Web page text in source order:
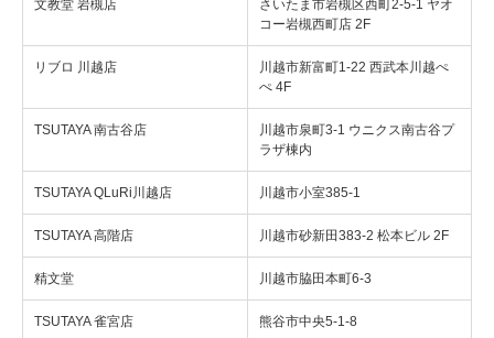
文教堂 岩槻店
さいたま市岩槻区西町2-5-1 ヤオ
コー岩槻西町店 2F
リブロ 川越店
川越市新富町1-22 西武本川越ぺ
ぺ 4F
TSUTAYA 南古谷店
川越市泉町3-1 ウニクス南古谷プ
ラザ棟内
TSUTAYA QLuRi川越店 川越市小室385-1
TSUTAYA 高階店 川越市砂新田383-2 松本ビル 2F
精文堂 川越市脇田本町6-3
TSUTAYA 雀宮店 熊谷市中央5-1-8